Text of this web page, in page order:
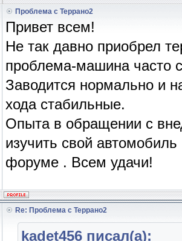
Проблема с Террано2
Привет всем!
Не так давно приобрел
проблема-машина часто
Заводится нормально и
хода стабильные.
Опыта в обращении с
изучить свой
форуме . Всем удачи!
Re: Проблема с Террано2
kadet456 писал(а):